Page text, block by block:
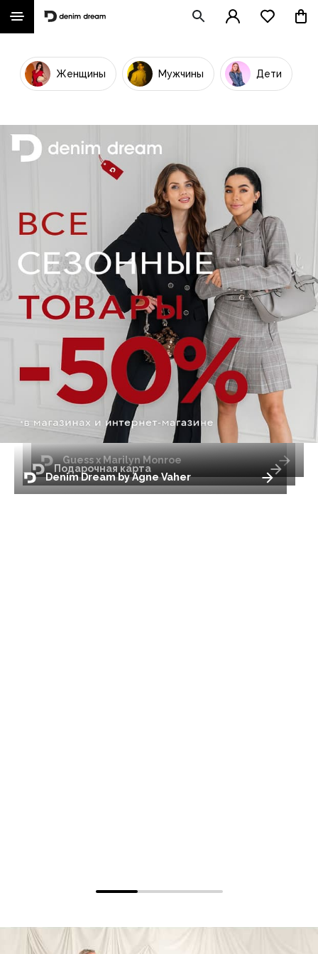
Женщины Мужчины Дети
Denim Dream by Agne Vaher
Подарочная карта
Guess x Marilyn Monroe